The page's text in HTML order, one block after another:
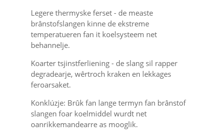
Legere thermyske ferset - de measte
brânstofslangen kinne de ekstreme
temperatueren fan it koelsysteem net
behannelje.
Koarter tsjinstferliening - de slang sil rapper
degradearje, wêrtroch kraken en lekkages
feroarsaket.
Konklúzje: Brûk fan lange termyn fan brânstof
slangen foar koelmiddel wurdt net
oanrikkemandearre as mooglik.